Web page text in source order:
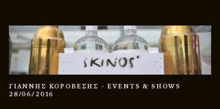
ΓΙΑΝΝΗΣ ΚΟΡΟΒΕΣΗΣ - EVENTS & SHOWS
28/06/2016